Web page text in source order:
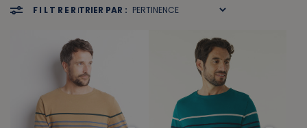
FILTRER TRIER PAR :